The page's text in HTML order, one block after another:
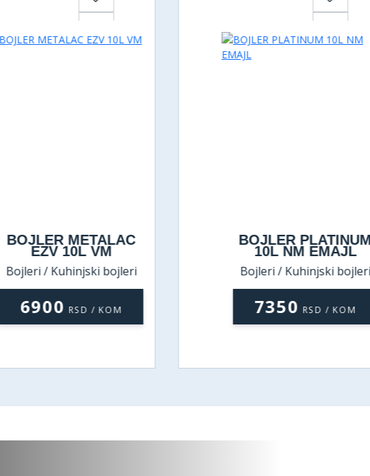
BOJLER METALAC
EZV 10L VM
Bojleri / Kuhinjski bojleri
6900 RSD / KOM
BOJLER PLATINUM
10L NM EMAJL
Bojleri / Kuhinjski bojleri
7350 RSD / KOM